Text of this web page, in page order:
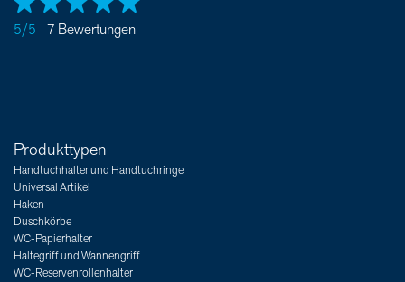
5/5 7 Bewertungen
Produkttypen
Handtuchhalter und Handtuchringe
Universal Artikel
Haken
Duschkörbe
WC-Papierhalter
Haltegriff und Wannengriff
WC-Reservenrollenhalter